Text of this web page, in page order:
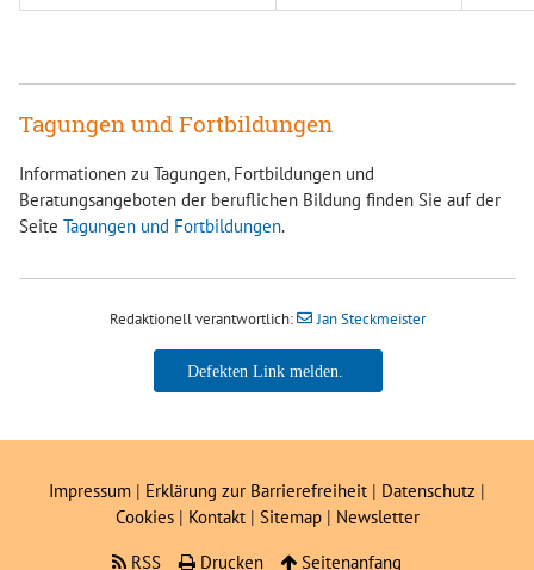
Tagungen und Fortbildungen
Informationen zu Tagungen, Fortbildungen und
Beratungsangeboten der beruflichen Bildung finden Sie auf der
Seite Tagungen und Fortbildungen.
Redaktionell verantwortlich: Jan Steckmeister
Jan Steckmeister
Impressum | Erklärung zur Barrierefreiheit | Datenschutz |
Cookies| Kontakt | Sitemap| Newsletter
RSS
Drucken Seitenanfang